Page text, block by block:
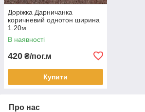
Доріжка Дарничанка
коричневий однотон ширина
1.20м
В наявності
420 ₴/пог.м
Купити
Про нас